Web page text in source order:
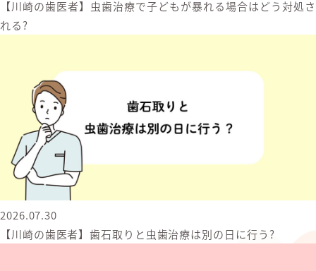
【川崎の歯医者】虫歯治療で子どもが暴れる場合はどう対処さ
れる?
2026.07.30
【川崎の歯医者】歯石取りと虫歯治療は別の日に行う?